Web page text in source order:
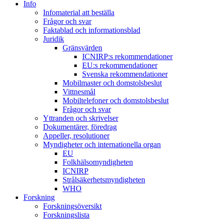
Info
Infomaterial att beställa
Frågor och svar
Faktablad och informationsblad
Juridik
Gränsvärden
ICNIRP:s rekommendationer
EU:s rekommendationer
Svenska rekommendationer
Mobilmaster och domstolsbeslut
Vittnesmål
Mobiltelefoner och domstolsbeslut
Frågor och svar
Yttranden och skrivelser
Dokumentärer, föredrag
Appeller, resolutioner
Myndigheter och internationella organ
EU
Folkhälsomyndigheten
ICNIRP
Strålsäkerhetsmyndigheten
WHO
Forskning
Forskningsöversikt
Forskningslista